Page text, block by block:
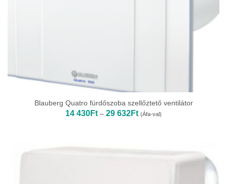
Blauberg Quatro fürdőszoba szellőztető ventilátor
14 430Ft – 29 632FtÁrtartomány:
14
(Áfa-val)